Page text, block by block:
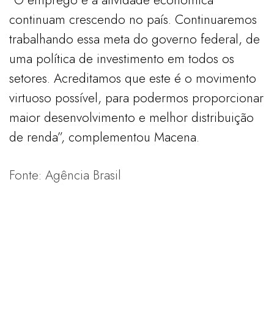
continuam crescendo no país. Continuaremos
trabalhando essa meta do governo federal, de
uma política de investimento em todos os
setores. Acreditamos que este é o movimento
virtuoso possível, para podermos proporcionar
maior desenvolvimento e melhor distribuição
de renda”, complementou Macena.
Fonte: Agência Brasil